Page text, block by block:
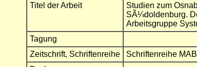
Titel der Arbeit
Studien zum
SÃ¼doldenburg.
Arbeitsgruppe
Tagung
Zeitschrift, Schriftenreihe
Schriftenreihe